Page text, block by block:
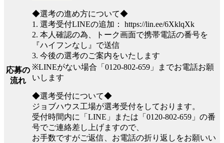
応募の
流れ
◆選考の進め方について◆
1. 選考受付LINEの追加： https://lin.ee/6XklqXk
2. 本人確認の為、トーク画面で携帯電話の番号を
『ハイフンなし』で送信
3. 今後の選考のご案内をいたします
※LINEがない場合「0120-802-659」までお電話お願
いします
◆選考受付について◆
ジョブハウス工場が選考受付をしております。
受付時間内に「LINE」または「0120-802-659」の番
号でご連絡差し上げますので、
お手数ですがご返信、お電話の折り返しをお願いい